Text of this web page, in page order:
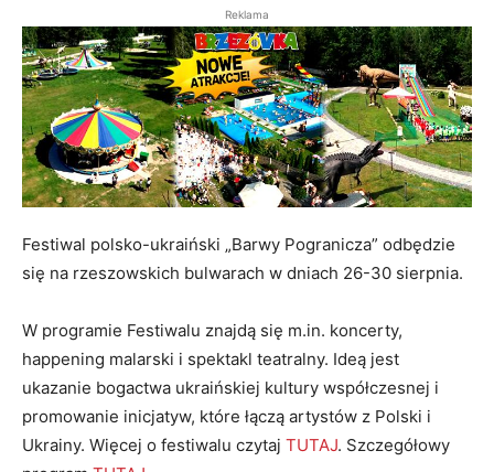
Reklama
Festiwal polsko-ukraiński „Barwy Pogranicza” odbędzie
się na rzeszowskich bulwarach w dniach 26-30 sierpnia.
W programie Festiwalu znajdą się m.in. koncerty,
happening malarski i spektakl teatralny. Ideą jest
ukazanie bogactwa ukraińskiej kultury współczesnej i
promowanie inicjatyw, które łączą artystów z Polski i
Ukrainy. Więcej o festiwalu czytaj TUTAJ. Szczegółowy